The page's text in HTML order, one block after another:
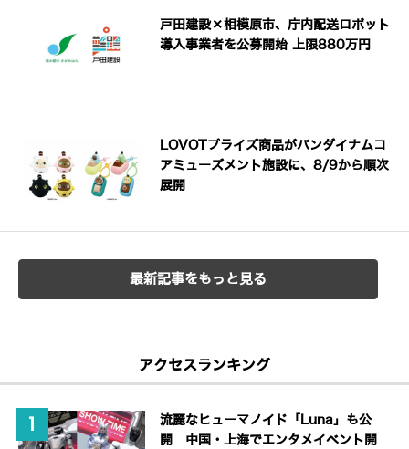
戸田建設×相模原市、庁内配送ロボット
導入事業者を公募開始 上限880万円
LOVOTプライズ商品がバンダイナムコ
アミューズメント施設に、8/9から順次
展開
最新記事をもっと見る
アクセスランキング
流麗なヒューマノイド「Luna」も公
開 中国・上海でエンタメイベント開